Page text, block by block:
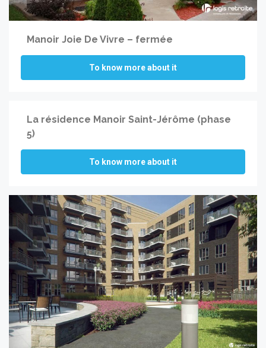
Manoir Joie De Vivre – fermée
To know more about it
La résidence Manoir Saint-Jérôme (phase
5)
To know more about it